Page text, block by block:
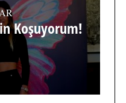
Koşuyorum!